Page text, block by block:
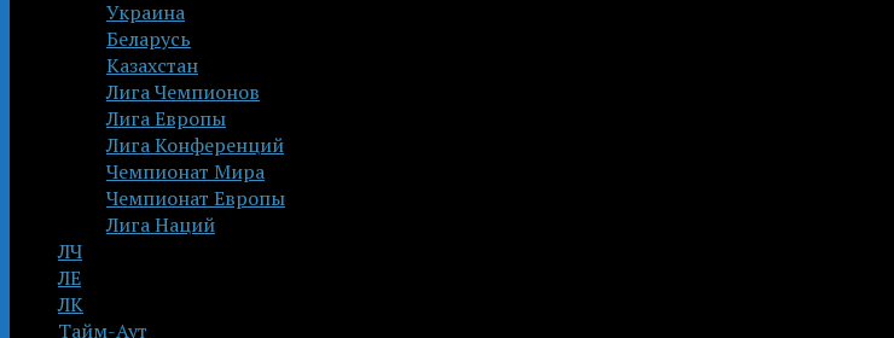
Украина
Беларусь
Казахстан
Лига Чемпионов
Лига Европы
Лига Конференций
Чемпионат Мира
Чемпионат Европы
Лига Наций
ЛЧ
ЛЕ
ЛК
Тайм-Аут